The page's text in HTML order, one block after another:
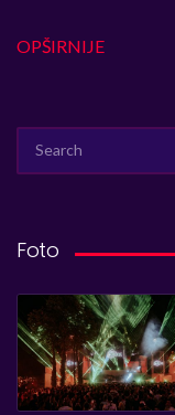
OPŠIRNIJE
FOR:
Foto